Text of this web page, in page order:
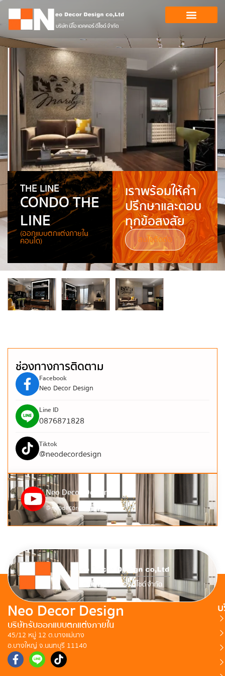
THE LINE
CONDO THE
LINE
(ออกแบบตกแต่งภายใน
คอนโด)
เราพร้อมให้คำ
ปรึกษาและตอบ
ทุกข้อสงสัย
สนใจติดต่อ
ช่องทางการติดตาม
Facebook
Neo Decor Design
Line ID
0876871828
Tiktok
@neodecordesign
Neo Decor Design
@neodecordesign9124
Neo Decor Design
บริษัทรับออกแบบตกแต่งภายใน
45/12 หมู่ 12 ต.บางแม่นาง
อ.บางใหญ่ จ.นนทบุรี 11140